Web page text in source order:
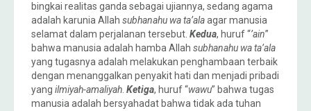
bingkai realitas ganda sebagai ujiannya, sedang agama
adalah karunia Allah subhanahu wa ta’alaagar manusia
selamat dalam perjalanan tersebut. Kedua, huruf “’ain”
bahwa manusia adalah hamba Allah subhanahu wa ta’ala
yang tugasnya adalah melakukan penghambaan terbaik
dengan menanggalkan penyakit hati dan menjadi pribadi
yang ilmiyah-amaliyah. Ketiga, huruf “wawu” bahwa tugas
manusia adalah bersyahadat bahwa tidak ada tuhan